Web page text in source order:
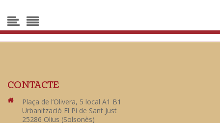
CONTACTE
Plaça de l’Olivera, 5 local A1 B1
Urbanització El Pi de Sant Just
25286 Olius (Solsonès)